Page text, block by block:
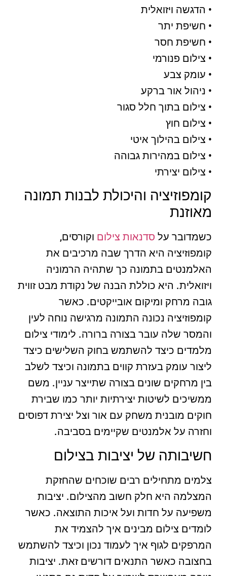
• הדגשה ויזואלית
• חשיפת יתר
• חשיפת חסר
• צילום פנורמי
• עומק צבע
• ניהול אור ברקע
• צילום בתוך חלל סגור
• צילום חוץ
• צילום בהילוך איטי
• צילום במהירות גבוהה
• צילום יצירתי
קומפוזיציה והיכולת לבנות תמונה
מאוזנת
כשמדובר על סדנאות צילום וקורסים,
קומפוזיציה היא הדרך שבה מרכיבים את
האלמנטים בתמונה כך שתהיה הרמוניה
ויזואלית. היא כוללת הבנה של נקודת מבט זווית
גובה מרחק ומיקום אובייקטים. כאשר
קומפוזיציה נכונה התמונה מרגישה נוחה לעין
והמסר שלה עובר בצורה ברורה. לימודי צילום
מלמדים כיצד להשתמש בחוק השלישים כיצד
ליצור עומק בעזרת קווים בתמונה וכיצד לשלב
בין מרחקים שונים בצורה שתייצר עניין. משם
ממשיכים לשיטות יצירתיות יותר כמו שבירת
חוקים מובנית משחק עם אור וצל יצירת דפוסים
וחזרה על אלמנטים שקיימים בסביבה.
חשיבותה של יציבות בצילום
צלמים מתחילים רבים שוכחים שהחזקת
המצלמה היא חלק חשוב מהצילום. יציבות
משפיעה על חדות ועל איכות התוצאה. כאשר
לומדים צילום מבינים איך להצמיד את
המרפקים לגוף איך לעמוד נכון וכיצד להשתמש
בחצובה כאשר התנאים דורשים זאת. יציבות